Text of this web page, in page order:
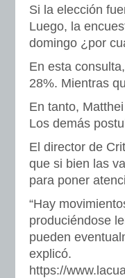
Si la elección
Luego, la
domingo ¿por
En esta
28%. Mientras
En tanto,
Los demás
El director de
que si bien las
para poner
“Hay
produciéndose
pueden
explicó.
https://